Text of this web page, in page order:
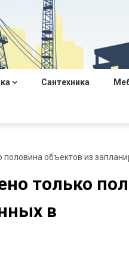
Сантехника
половина объектов из
только
в